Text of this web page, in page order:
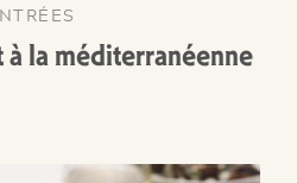
à la méditerranéenne